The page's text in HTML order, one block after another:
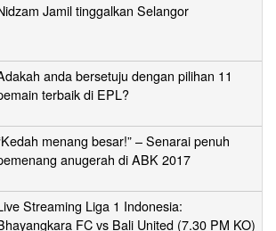
Jamil tinggalkan Selangor
anda bersetuju dengan pilihan 11
terbaik di EPL?
menang besar!” – Senarai penuh
anugerah di ABK 2017
Streaming Liga 1 Indonesia:
FC vs Bali United (7.30 PM KO)